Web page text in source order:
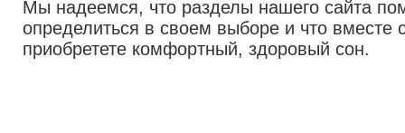
Мы надеемся, что разделы нашего сайта
определиться в своем выборе и что
приобретете комфортный, здоровый сон.